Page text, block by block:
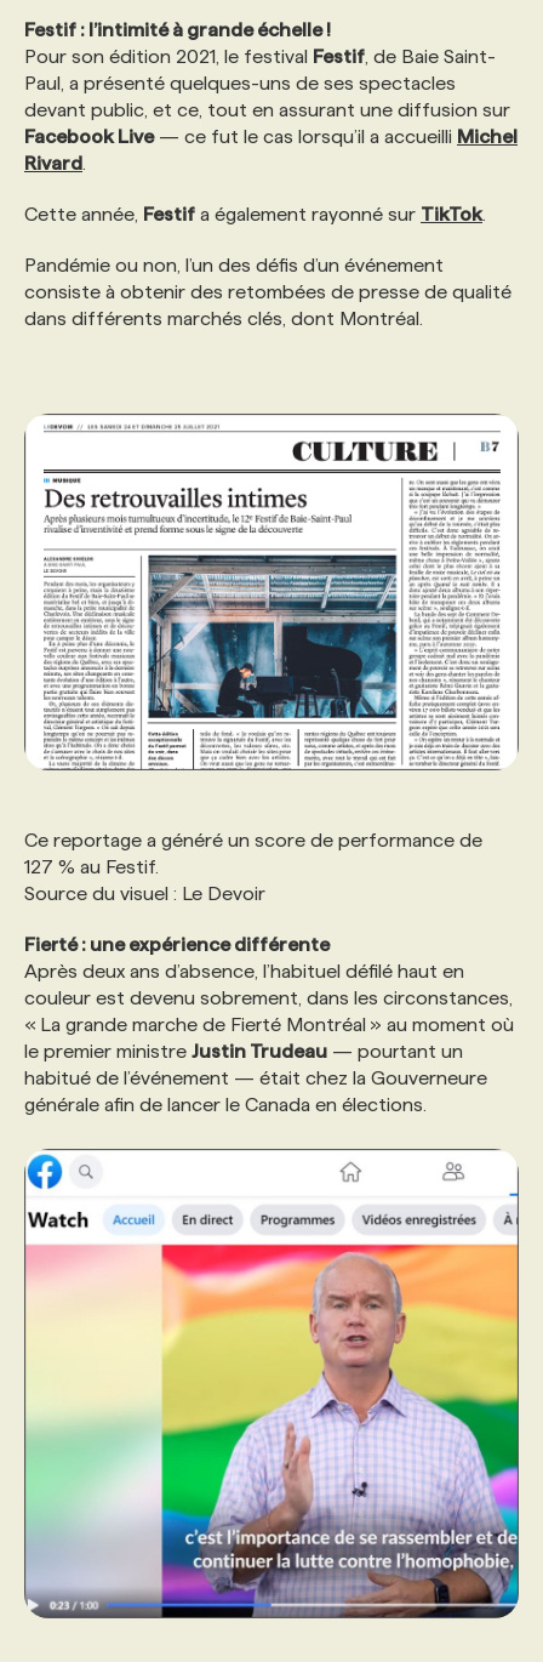
Festif : l’intimité à grande échelle !
Pour son édition 2021, le festival
Festif, de Baie Saint-
Paul, a présenté quelques-uns de ses spectacles
devant public, et ce, tout en assurant une diffusion sur
Facebook Live— ce fut le cas lorsqu’il a accueilli Michel
Rivard.
Cette année, Festif a également rayonné sur TikTok.
Pandémie ou non, l’un des défis d’un événement
consiste à obtenir des retombées de presse de qualité
dans différents marchés clés, dont Montréal.
Ce reportage a généré un score de performance de
127 % au Festif.
Source du visuel : Le Devoir
Fierté : une expérience différente
Après deux ans d’absence, l’habituel défilé haut en
couleur est devenu sobrement, dans les circonstances,
« La grande marche de Fierté Montréal » au moment où
le premier ministre Justin Trudeau — pourtant un
habitué de l’événement — était chez la Gouverneure
générale afin de lancer le Canada en élections.